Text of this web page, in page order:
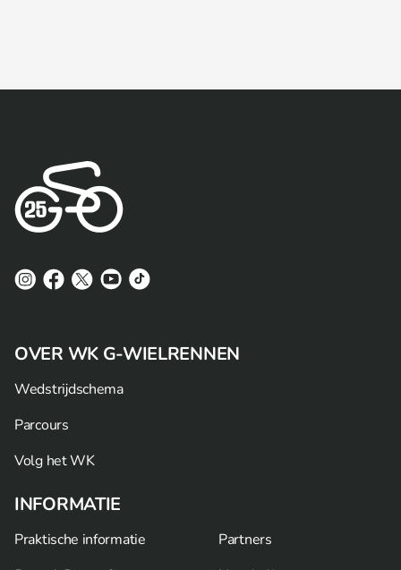
OVER WK G-WIELRENNEN
Wedstrijdschema
Parcours
Volg het WK
INFORMATIE
Praktische informatie
Partners